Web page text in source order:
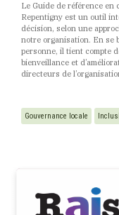
Le Guide de référence en
Repentigny est un outil
décision, selon une
notre organisation. En se
personne, il tient compte
bienveillance et
directeurs de
Gouvernance locale